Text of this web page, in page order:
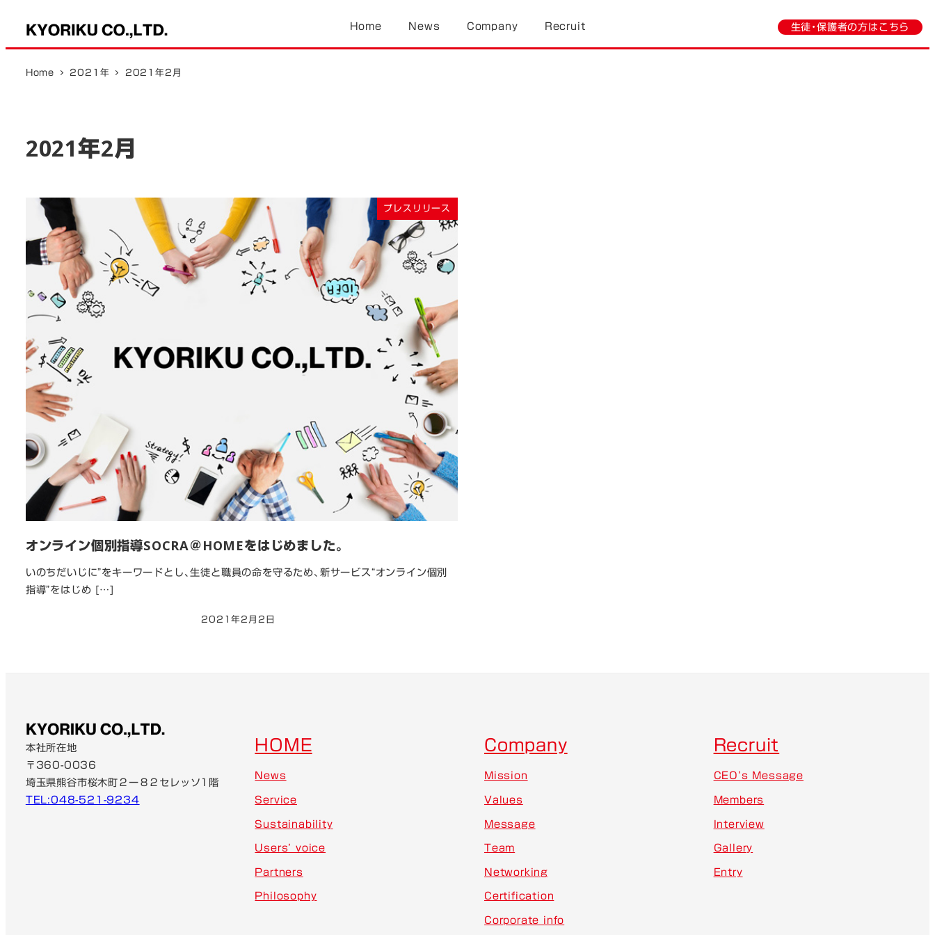
Home News Company Recruit 生徒・保護者の方はこちら
Home 2021年 2021年2月
2021年2月
プレスリリース
オンライン個別指導SOCRA＠HOMEをはじめました。
いのちだいじに”をキーワードとし、生徒と職員の命を守るため、新サービス“オンライン個別
指導”をはじめ […]
2021年2月2日
本社所在地
〒360-0036
埼玉県熊谷市桜木町２ー８２セレッソ1階
TEL:048-521-9234
HOME
News
Service
Sustainability
Users’ voice
Partners
Philosophy
Company
Mission
Values
Message
Team
Networking
Certification
Corporate info
Recruit
CEO’s Message
Members
Interview
Gallery
Entry